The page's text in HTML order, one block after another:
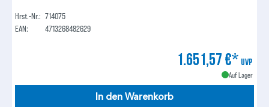
Hrst.-Nr.: 714075
EAN:
4713268482629
1.651,57 €* UVP
Auf Lager
In den Warenkorb